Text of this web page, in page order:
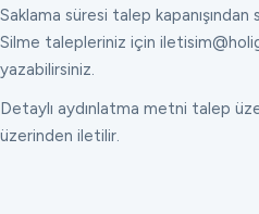
Saklama süresi talep kapanışından
Silme talepleriniz için
yazabilirsiniz.
Detaylı aydınlatma metni talep
üzerinden iletilir.